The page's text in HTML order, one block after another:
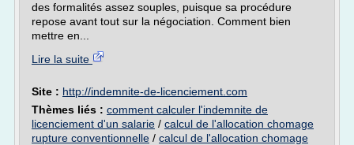
des formalités assez souples, puisque sa procédure
repose avant tout sur la négociation. Comment bien
mettre en...
Lire la suite
Site : http://indemnite-de-licenciement.com
Thèmes liés : comment calculer l'indemnite de
licenciement d'un salarie / calcul de l'allocation chomage
rupture conventionnelle / calcul de l'allocation chomage